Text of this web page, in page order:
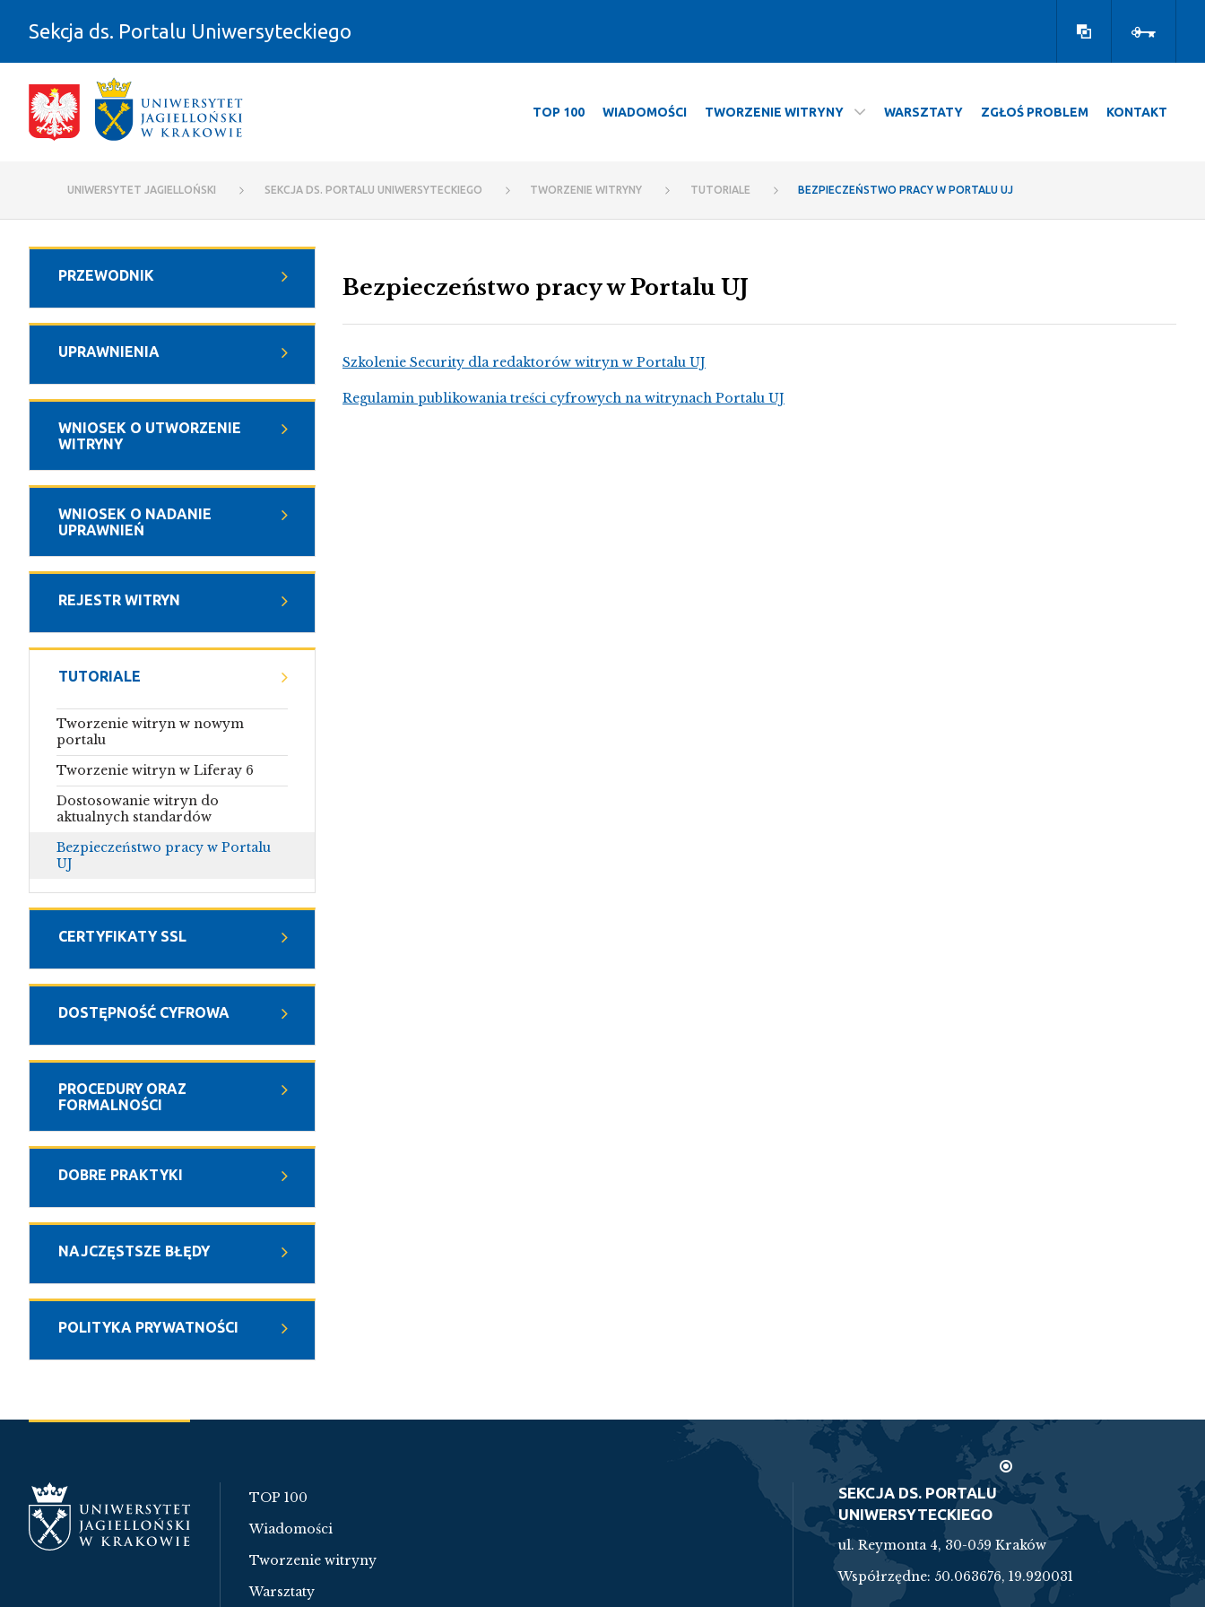
Sekcja ds. Portalu Uniwersyteckiego
TOP 100 WIADOMOŚCI TWORZENIE WITRYNY WARSZTATY ZGŁOŚ PROBLEM KONTAKT
UNIWERSYTET JAGIELLOŃSKI SEKCJA DS. PORTALU UNIWERSYTECKIEGO TWORZENIE WITRYNY TUTORIALE BEZPIECZEŃSTWO PRACY W PORTALU UJ
PRZEWODNIK
UPRAWNIENIA
WNIOSEK O UTWORZENIE
WITRYNY
WNIOSEK O NADANIE
UPRAWNIEŃ
REJESTR WITRYN
TUTORIALE
Tworzenie witryn w nowym
portalu
Tworzenie witryn w Liferay 6
Dostosowanie witryn do
aktualnych standardów
Bezpieczeństwo pracy w Portalu
UJ
CERTYFIKATY SSL
DOSTĘPNOŚĆ CYFROWA
PROCEDURY ORAZ
FORMALNOŚCI
DOBRE PRAKTYKI
NAJCZĘSTSZE BŁĘDY
POLITYKA PRYWATNOŚCI
Bezpieczeństwo pracy w Portalu UJ
Szkolenie Security dla redaktorów witryn w Portalu UJ
Regulamin publikowania treści cyfrowych na witrynach Portalu UJ
TOP 100
Wiadomości
Tworzenie witryny
Warsztaty
SEKCJA DS. PORTALU
UNIWERSYTECKIEGO
ul. Reymonta 4, 30-059 Kraków
Współrzędne: 50.063676, 19.920031